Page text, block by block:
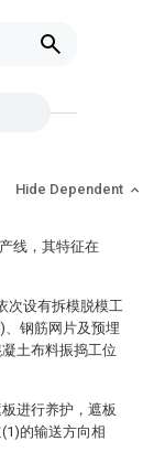
Hide Dependent
线，其特征在
次设有拆模脱模工
钢筋网片及预埋
土布料振捣工位
进行养护，遮板
的输送方向相